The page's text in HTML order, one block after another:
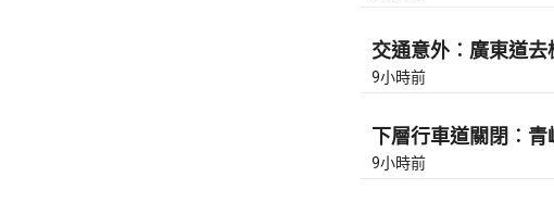
交通意外︰廣東道
9小時前
下層行車道關閉︰
9小時前